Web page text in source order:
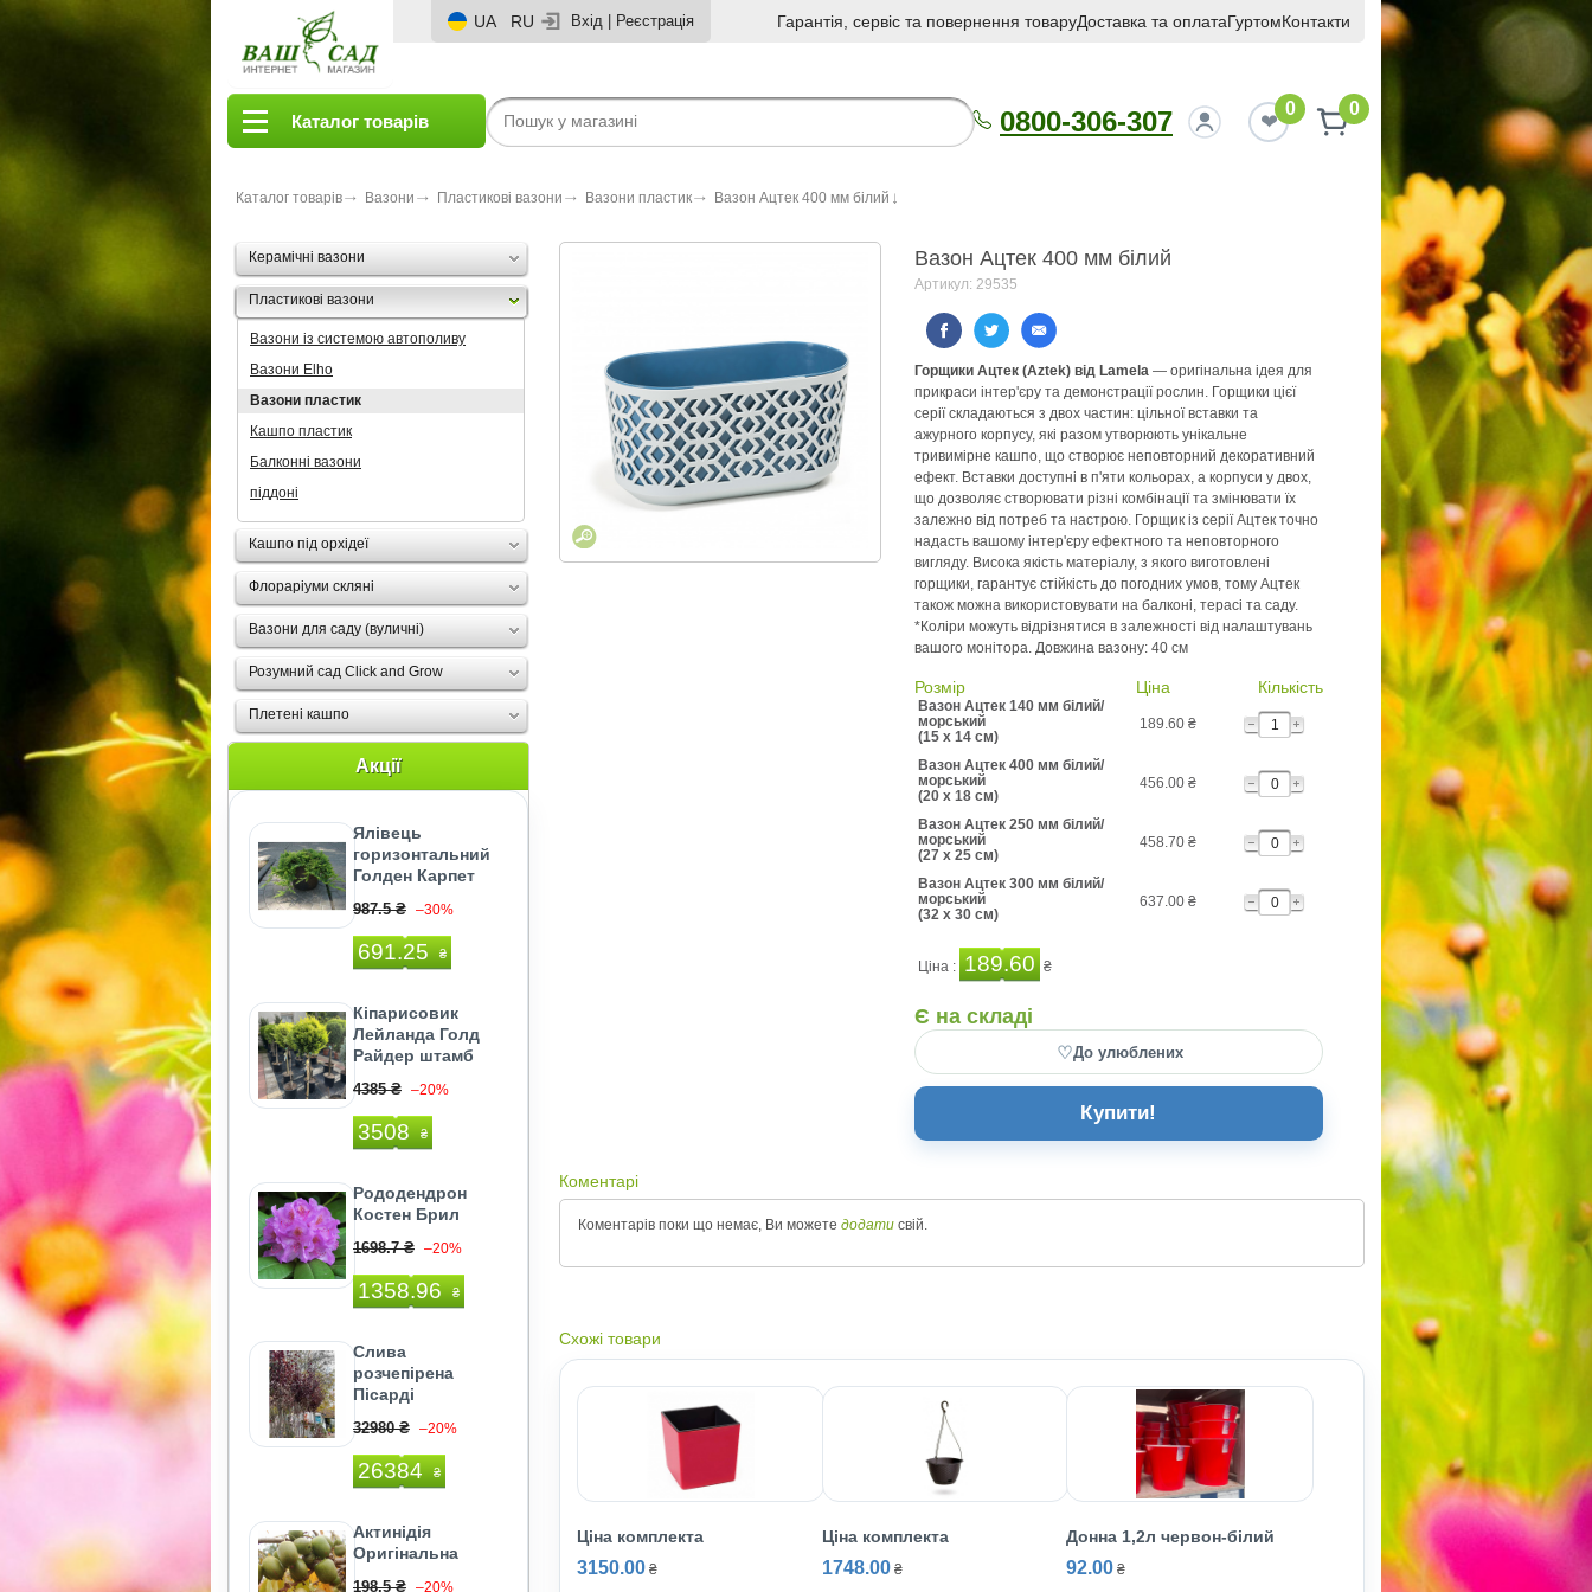
UA RU Вхід Реєстрація Гарантія, сервіс та повернення товаруДоставка та оплатаГуртомКонтакти
Каталог товарів 0800-306-307 0 0
Каталог товарів Вазони Пластикові вазони Вазони пластик Вазон Ацтек 400 мм білий
Керамічні вазони
Пластикові вазони
Вазони із системою автополиву
Вазони Elho
Вазони пластик
Кашпо пластик
Балконні вазони
піддоні
Кашпо під орхідеї
Флораріуми скляні
Вазони для саду (вуличні)
Розумний сад Click and Grow
Плетені кашпо
Акції
Ялівець
горизонтальний
Голден Карпет
987.5 ₴ –30%
691.25 ₴
Кіпарисовик
Лейланда Голд
Райдер штамб
4385 ₴ –20%
3508 ₴
Рододендрон
Костен Брил
1698.7 ₴ –20%
1358.96 ₴
Слива
розчепірена
Пісарді
32980 ₴ –20%
26384 ₴
Актинідія
Оригінальна
198.5 ₴ –20%
Вазон Ацтек 400 мм білий
Артикул: 29535
Горщики Ацтек (Aztek) від Lamela — оригінальна ідея для
прикраси інтер'єру та демонстрації рослин. Горщики цієї
серії складаються з двох частин: цільної вставки та
ажурного корпусу, які разом утворюють унікальне
тривимірне кашпо, що створює неповторний декоративний
ефект. Вставки доступні в п'яти кольорах, а корпуси у двох,
що дозволяє створювати різні комбінації та змінювати їх
залежно від потреб та настрою. Горщик із серії Ацтек точно
надасть вашому інтер'єру ефектного та неповторного
вигляду. Висока якість матеріалу, з якого виготовлені
горщики, гарантує стійкість до погодних умов, тому Ацтек
також можна використовувати на балконі, терасі та саду.
*Коліри можуть відрізнятися в залежності від налаштувань
вашого монітора. Довжина вазону: 40 см
Розмір Ціна Кількість
Вазон Ацтек 140 мм білий/
морський
(15 x 14 см)
189.60 ₴
Вазон Ацтек 400 мм білий/
морський
(20 x 18 см)
456.00 ₴
Вазон Ацтек 250 мм білий/
морський
(27 x 25 см)
458.70 ₴
Вазон Ацтек 300 мм білий/
морський
(32 x 30 см)
637.00 ₴
Ціна : 189.60 ₴
Є на складі
♡До улюблених
Купити!
Коментарі
Коментарів поки що немає, Ви можете додати свій.
Схожі товари
Ціна комплекта
3150.00 ₴
Ціна комплекта
1748.00 ₴
Донна 1,2л червон-бiлий
92.00 ₴